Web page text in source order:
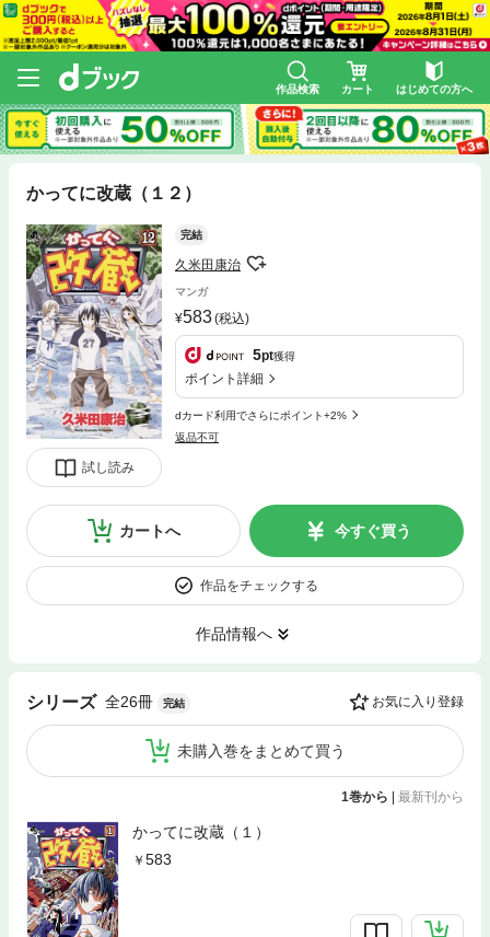
作品検索 カート はじめての方へ
かってに改蔵（１２）
試し読み
完結
久米田康治
マンガ
583(税込)
5pt獲得
ポイント詳細
dカード利用でさらにポイント+2%
返品不可
カートへ 今すぐ買う
作品をチェックする
作品情報へ
シリーズ 全26冊 完結 お気に入り登録
未購入巻をまとめて買う
1巻から 最新刊から
かってに改蔵（１）
583